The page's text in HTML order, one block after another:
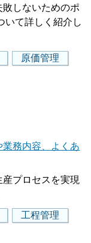
しないためのポ
いて詳しく紹介し
原価管理
務内容、よくあ
プロセスを実現
工程管理